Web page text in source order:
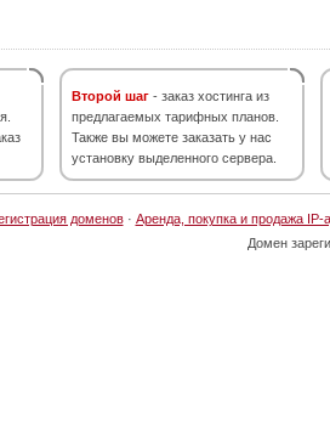
Второй шаг - заказ хостинга из
предлагаемых тарифных планов.
Также вы можете заказать у нас
установку выделенного сервера.
доменов· Аренда, покупка и продажа IP-
Домен